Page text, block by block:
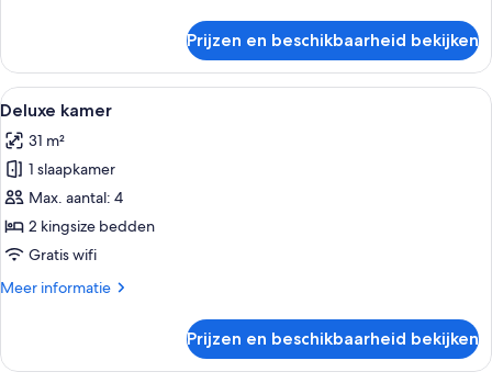
Suite
Prijzen en beschikbaarheid bekijken
Alle
foto's
voor
Deluxe
kamer
laden
Een hotelkamer met twee bedden,
3
Deluxe kamer
31 m²
1 slaapkamer
Max. aantal: 4
2 kingsize bedden
Gratis wifi
Meer informatie
Meer
kamer
Prijzen en beschikbaarheid bekijken